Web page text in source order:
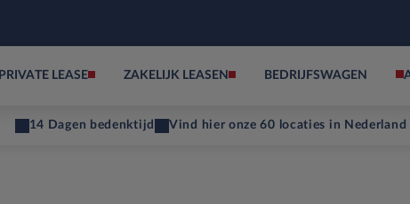
PRIVATE LEASE ZAKELIJK LEASEN BEDRIJFSWAGEN
14 Dagen bedenktijd Vind hier onze 60 locaties in Nederland